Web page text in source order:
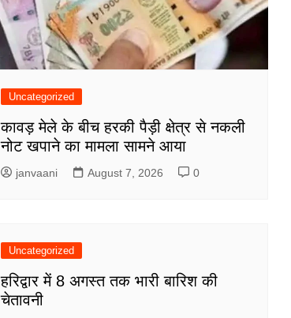
Uncategorized
कावड़ मेले के बीच हरकी पैड़ी क्षेत्र से नकली
नोट खपाने का मामला सामने आया
janvaani August 7, 2026 0
Uncategorized
हरिद्वार में 8 अगस्त तक भारी बारिश की
चेतावनी